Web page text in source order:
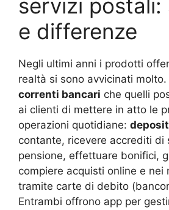
servizi postali:
e differenze
Negli ultimi anni i prodotti
realtà si sono avvicinati molto.
correnti bancari che quelli
ai clienti di mettere in atto le
operazioni quotidiane:
contante, ricevere accrediti di
pensione, effettuare bonifici,
compiere acquisti online e nei
tramite carte di debito
Entrambi offrono app per